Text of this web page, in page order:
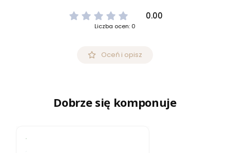
0.00
Liczba ocen: 0
Oceń i opisz
Dobrze się komponuje